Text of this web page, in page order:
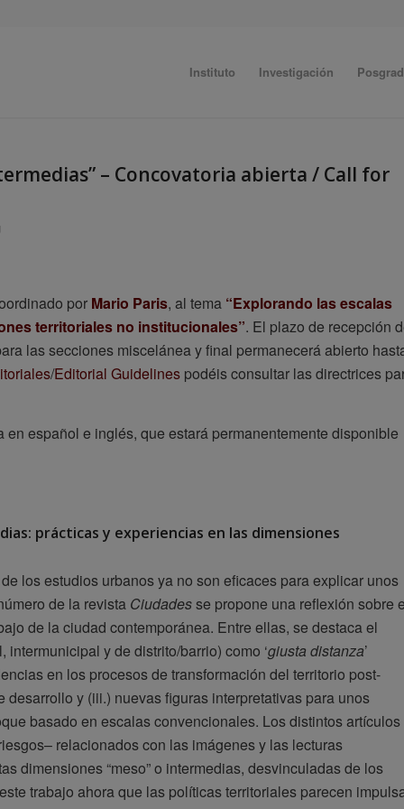
Instituto Investigación
– Concovatoria abierta / Call for
por Mario Paris, al tema “Explorando las escalas
territoriales no institucionales”. El plazo de recepción
las secciones miscelánea y final permanecerá abierto
/Editorial Guidelines podéis consultar las directrices
español e inglés, que estará permanentemente disponible
prácticas y experiencias en las dimensiones
los estudios urbanos ya no son eficaces para explicar unos
de la revista Ciudadesse propone una reflexión sobre
de la ciudad contemporánea. Entre ellas, se destaca el
y de distrito/barrio) como ‘giusta distanza’
en los procesos de transformación del territorio post-
y (iii.) nuevas figuras interpretativas para unos
basado en escalas convencionales. Los distintos artículos
relacionados con las imágenes y las lecturas
dimensiones “meso” o intermedias, desvinculadas de los
trabajo ahora que las políticas territoriales parecen